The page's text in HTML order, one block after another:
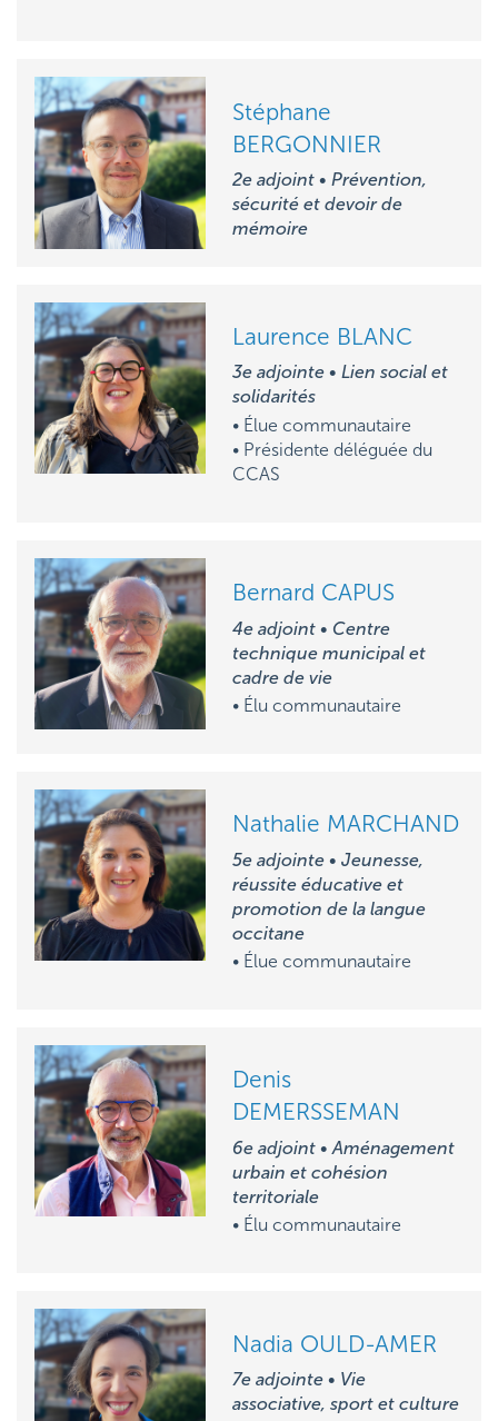
Stéphane
BERGONNIER
2e adjoint • Prévention,
sécurité et devoir de
mémoire
Laurence BLANC
3e adjointe • Lien social et
solidarités
• Élue communautaire
• Présidente déléguée du
CCAS
Bernard CAPUS
4e adjoint • Centre
technique municipal et
cadre de vie
• Élu communautaire
Nathalie MARCHAND
5e adjointe • Jeunesse,
réussite éducative et
promotion de la langue
occitane
• Élue communautaire
Denis
DEMERSSEMAN
6e adjoint • Aménagement
urbain et cohésion
territoriale
• Élu communautaire
Nadia OULD-AMER
7e adjointe • Vie
associative, sport et culture